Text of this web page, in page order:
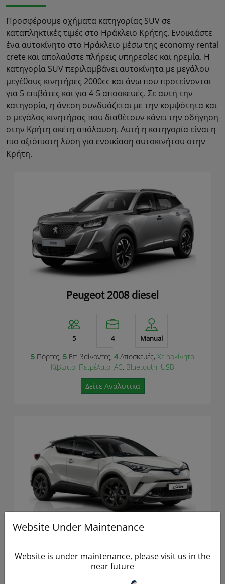
Προσφέρουμε οχήματα κατηγορίας SUV σε
καταπληκτικές τιμές στο Ηράκλειο Κρήτης. Ενοικιάστε
ένα αυτοκίνητο στο Ηράκλειο μέσω της economy rental
crete και απολαύστε πλήρεις υπηρεσίες και ηρεμία. Η
κατηγορία SUV περιλαμβάνει αυτοκίνητα με μεγάλου
μεγέθους κινητήρες 2000cc και άνω που προτείνονται
για 5 επιβάτες και για 4-5 αποσκευές. Σε αυτή την
κατηγορία, η άνεση συνδυάζεται με την κομψότητα και
ο μεγάλος κινητήρας που διαθέτουν κάνει την οδήγηση
στην Κρήτη σκέτη απόλαυση. Αυτή η κατηγορία είναι η
πιο αξιόπιστη λύση για ενοικίαση αυτοκινήτου στην
Κρήτη.
Peugeot 2008 diesel
5 4 Manual
5 Πόρτες, 5 Επιβαίνοντες, 4Αποσκευές, Χειροκίνητο
Κιβώτιο, Πετρέλαιο, AC, Bluetooth, USB
Δείτε Αναλυτικά
Website Under Maintenance
Website is under maintenance, please visit us in the
near future